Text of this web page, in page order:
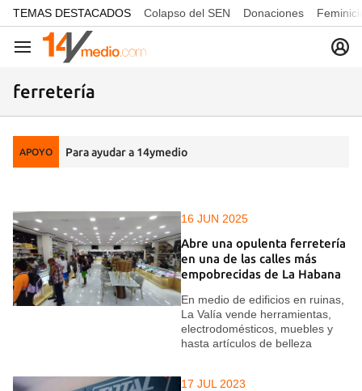
common.go-to-content
TEMAS DESTACADOS Colapso del SEN Donaciones
Navegación
ferretería
APOYO Para ayudar a 14ymedio
16 JUN 2025
Abre una opulenta ferretería
en una de las calles más
empobrecidas de La Habana
En medio de edificios en ruinas,
La Valía vende herramientas,
electrodomésticos, muebles y
hasta artículos de belleza
17 JUL 2023